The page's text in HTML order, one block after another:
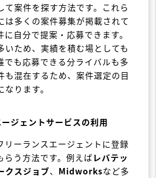
て案件を探す方法です。これら
は多くの案件募集が掲載されて
自分で提案・応募できます。
いため、実績を積む場としても
でも応募できる分ライバルも多
も混在するため、案件選定の目
ります。
ジェントサービスの利用
リーランスエージェントに登録
らう方法です。例えばレバテッ
クスジョブ、 Midworksなど多